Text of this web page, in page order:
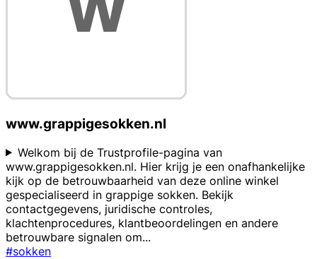
www.grappigesokken.nl
Welkom bij de Trustprofile-pagina van
www.grappigesokken.nl. Hier krijg je een onafhankelijke
kijk op de betrouwbaarheid van deze online winkel
gespecialiseerd in grappige sokken. Bekijk
contactgegevens, juridische controles,
klachtenprocedures, klantbeoordelingen en andere
betrouwbare signalen om...
#sokken